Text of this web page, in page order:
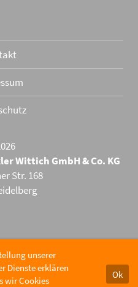
Wittich GmbH & Co. KG
Str. 168
unserer
Dienste erklären
wir Cookies
Ok